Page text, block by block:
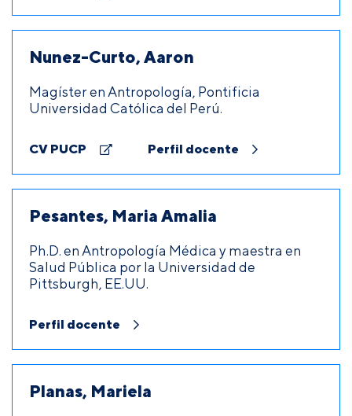
Nunez-Curto, Aaron
Magíster en Antropología, Pontificia
Universidad Católica del Perú.
CV PUCP Perfil docente
Pesantes, Maria Amalia
Ph.D. en Antropología Médica y maestra en
Salud Pública por la Universidad de
Pittsburgh, EE.UU.
Perfil docente
Planas, Mariela